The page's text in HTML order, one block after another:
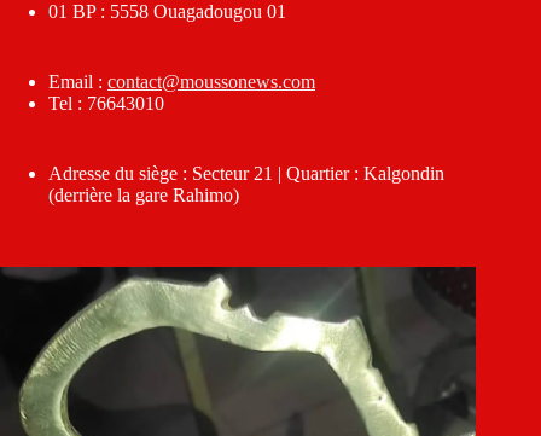
01 BP : 5558 Ouagadougou 01
Email : contact@moussonews.com
Tel : 76643010
Adresse du siège : Secteur 21 | Quartier : Kalgondin
(derrière la gare Rahimo)